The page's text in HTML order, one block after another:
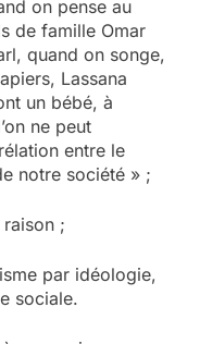
on pense au
de famille Omar
quand on songe,
Lassana
un bébé, à
ne peut
entre le
notre société » ;
raison ;
par idéologie,
sociale.